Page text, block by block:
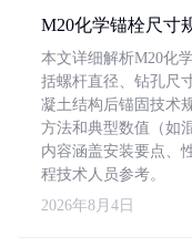
M20化学锚栓尺寸
本文详细解析M20化
括螺杆直径、钻孔尺
凝土结构后锚固技术
方法和典型数值（如
内容涵盖安装要点、
程技术人员参考。
2026年8月4日